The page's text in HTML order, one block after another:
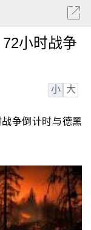
小时战争
小 大
争倒计时与德黑